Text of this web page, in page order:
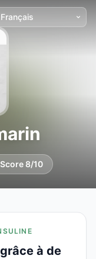
Score 8/10
à de